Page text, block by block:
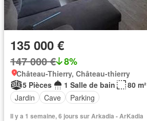
135 000 €
147 000 € 8%
Château-Thierry, Château-thierry
5 Pièces
1 Salle de bain
80 m²
Jardin
Cave Parking
Il y a 1 semaine, 6 jours sur Arkadia - ArKadia